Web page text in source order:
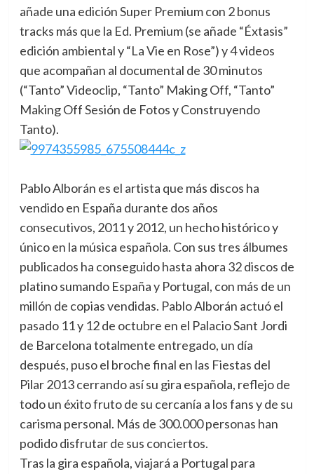
añade una edición Super Premium con 2 bonus
tracks más que la Ed. Premium (se añade “Éxtasis”
edición ambiental y “La Vie en Rose”) y 4 videos
que acompañan al documental de 30 minutos
(“Tanto” Videoclip, “Tanto” Making Off, “Tanto”
Making Off Sesión de Fotos y Construyendo
Tanto).
Pablo Alborán es el artista que más discos ha
vendido en España durante dos años
consecutivos, 2011 y 2012, un hecho histórico y
único en la música española. Con sus tres álbumes
publicados ha conseguido hasta ahora 32 discos de
platino sumando España y Portugal, con más de un
millón de copias vendidas. Pablo Alborán actuó el
pasado 11 y 12 de octubre en el Palacio Sant Jordi
de Barcelona totalmente entregado, un día
después, puso el broche final en las Fiestas del
Pilar 2013 cerrando así su gira española, reflejo de
todo un éxito fruto de su cercanía a los fans y de su
carisma personal. Más de 300.000 personas han
podido disfrutar de sus conciertos.
Tras la gira española, viajará a Portugal para